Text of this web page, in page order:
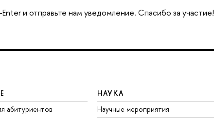
и отправьте нам уведомление. Спасибо за участие!
абитуриентов
НАУКА
Научные мероприятия